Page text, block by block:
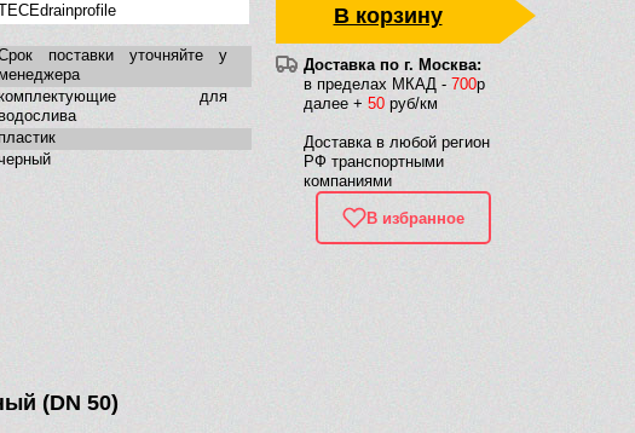
В корзину
Доставка по г. Москва:
в пределах МКАД - 700р
далее + 50 руб/км
Доставка в любой регион
РФ транспортными
компаниями
В избранное
поставки уточняйте у
менеджера
для
пластик
(DN 50)